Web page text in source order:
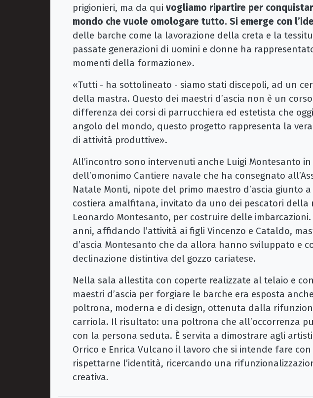
prigionieri, ma da qui vogliamo ripartire per
mondo che vuole omologare tutto. Si emerge con
delle barche come la lavorazione della creta e la
passate generazioni di uomini e donne ha
momenti della formazione».
«Tutti - ha sottolineato - siamo stati discepoli, ad un
della mastra. Questo dei maestri d’ascia non è un
differenza dei corsi di parrucchiera ed estetista che
angolo del mondo, questo progetto rappresenta la
di attività produttive».
All’incontro sono intervenuti anche Luigi Montesanto
dell’omonimo Cantiere navale che ha consegnato
Natale Monti, nipote del primo maestro d’ascia giunto
costiera amalfitana, invitato da uno dei pescatori della
Leonardo Montesanto, per costruire delle
anni, affidando l’attività ai figli Vincenzo e Cataldo,
d’ascia Montesanto che da allora hanno sviluppato e
declinazione distintiva del gozzo cariatese.
Nella sala allestita con coperte realizzate al telaio e
maestri d’ascia per forgiare le barche era esposta
poltrona, moderna e di design, ottenuta dalla
carriola. Il risultato: una poltrona che all’occorrenza
con la persona seduta. È servita a dimostrare agli
Orrico e Enrica Vulcano il lavoro che si intende fare
rispettarne l’identità, ricercando una
creativa.